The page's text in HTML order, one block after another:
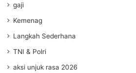
gaji
Kemenag
Langkah Sederhana
TNI & Polri
aksi unjuk rasa 2026